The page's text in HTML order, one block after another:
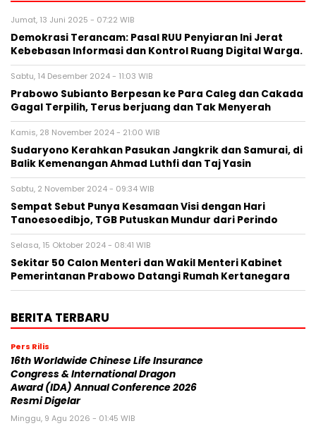
Jumat, 13 Juni 2025 - 07:22 WIB
Demokrasi Terancam: Pasal RUU Penyiaran Ini Jerat
Kebebasan Informasi dan Kontrol Ruang Digital Warga.
Sabtu, 14 Desember 2024 - 11:03 WIB
Prabowo Subianto Berpesan ke Para Caleg dan Cakada
Gagal Terpilih, Terus berjuang dan Tak Menyerah
Kamis, 28 November 2024 - 21:00 WIB
Sudaryono Kerahkan Pasukan Jangkrik dan Samurai, di
Balik Kemenangan Ahmad Luthfi dan Taj Yasin
Sabtu, 2 November 2024 - 09:34 WIB
Sempat Sebut Punya Kesamaan Visi dengan Hari
Tanoesoedibjo, TGB Putuskan Mundur dari Perindo
Selasa, 15 Oktober 2024 - 08:41 WIB
Sekitar 50 Calon Menteri dan Wakil Menteri Kabinet
Pemerintanan Prabowo Datangi Rumah Kertanegara
BERITA TERBARU
Pers Rilis
16th Worldwide Chinese Life Insurance
Congress & International Dragon
Award (IDA) Annual Conference 2026
Resmi Digelar
Minggu, 9 Agu 2026 - 01:45 WIB